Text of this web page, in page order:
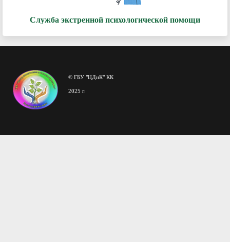
Служба экстренной психологической помощи
© ГБУ "ЦДиК" КК
2025 г.